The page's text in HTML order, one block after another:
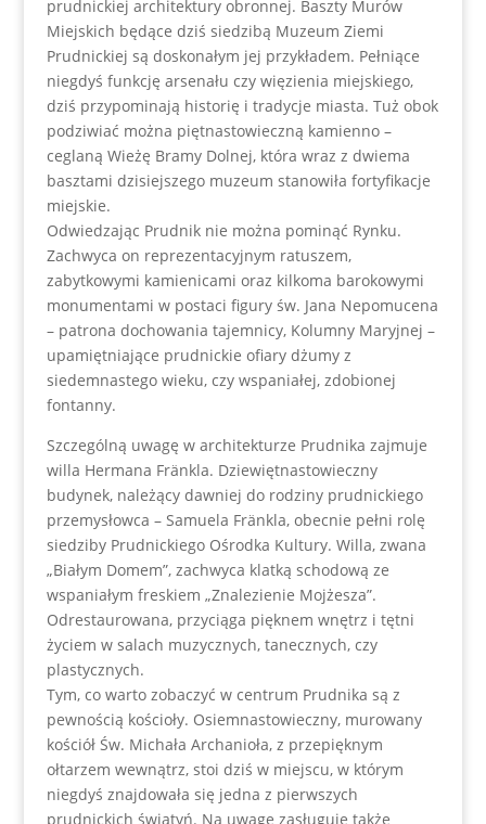
prudnickiej architektury obronnej. Baszty Murów
Miejskich będące dziś siedzibą Muzeum Ziemi
Prudnickiej są doskonałym jej przykładem. Pełniące
niegdyś funkcję arsenału czy więzienia miejskiego,
dziś przypominają historię i tradycje miasta. Tuż obok
podziwiać można piętnastowieczną kamienno –
ceglaną Wieżę Bramy Dolnej, która wraz z dwiema
basztami dzisiejszego muzeum stanowiła fortyfikacje
miejskie.
Odwiedzając Prudnik nie można pominąć Rynku.
Zachwyca on reprezentacyjnym ratuszem,
zabytkowymi kamienicami oraz kilkoma barokowymi
monumentami w postaci figury św. Jana Nepomucena
– patrona dochowania tajemnicy, Kolumny Maryjnej –
upamiętniające prudnickie ofiary dżumy z
siedemnastego wieku, czy wspaniałej, zdobionej
fontanny.
Szczególną uwagę w architekturze Prudnika zajmuje
willa Hermana Fränkla. Dziewiętnastowieczny
budynek, należący dawniej do rodziny prudnickiego
przemysłowca – Samuela Fränkla, obecnie pełni rolę
siedziby Prudnickiego Ośrodka Kultury. Willa, zwana
„Białym Domem”, zachwyca klatką schodową ze
wspaniałym freskiem „Znalezienie Mojżesza”.
Odrestaurowana, przyciąga pięknem wnętrz i tętni
życiem w salach muzycznych, tanecznych, czy
plastycznych.
Tym, co warto zobaczyć w centrum Prudnika są z
pewnością kościoły. Osiemnastowieczny, murowany
kościół Św. Michała Archanioła, z przepięknym
ołtarzem wewnątrz, stoi dziś w miejscu, w którym
niegdyś znajdowała się jedna z pierwszych
prudnickich świątyń. Na uwagę zasługuje także